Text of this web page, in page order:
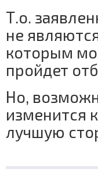
Т.о.
не
которым
пройдет
Но,
изменится
лучшую